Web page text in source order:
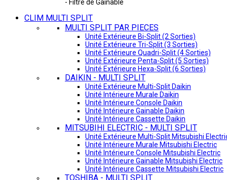
- Filtre de Gainable
CLIM MULTI SPLIT
MULTI SPLIT PAR PIECES
Unité Extérieure Bi-Split (2 Sorties)
Unité Extérieure Tri-Split (3 Sorties)
Unité Extérieure Quadri-Split (4 Sorties)
Unité Extérieure Penta-Split (5 Sorties)
Unité Extérieure Hexa-Split (6 Sorties)
DAIKIN - MULTI SPLIT
Unité Extérieure Multi-Split Daikin
Unité Intérieure Murale Daikin
Unité Intérieure Console Daikin
Unité Intérieure Gainable Daikin
Unité Intérieure Cassette Daikin
MITSUBIHI ELECTRIC - MULTI SPLIT
Unité Extérieure Multi-Split Mitsubishi
Unité Intérieure Murale Mitsubishi Electric
Unité Intérieure Console Mitsubishi Electric
Unité Intérieure Gainable Mitsubishi Electric
Unité Intérieure Cassette Mitsubishi Electric
TOSHIBA - MULTI SPLIT